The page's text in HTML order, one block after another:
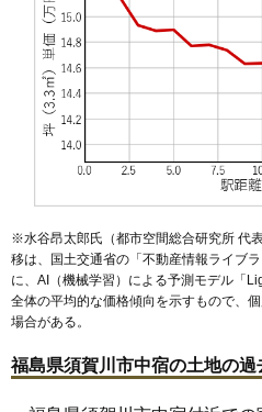
47 大袋町
48 7.8万
49 桜岡 7.6万
50 和田 7.1万
5.9万円
堤 4.5万
55 岩渕 4.0万
56
58 雨田 2.7万
※水谷昂太郎氏（都市空間総合研究所 代
移は、国土交通省の「不動産情報ライブラ
に、AI（機械学習）による予測モデル「
全体の平均的な価格傾向を示すもので、
場合がある。
福島県須賀川市中宿の土地の過